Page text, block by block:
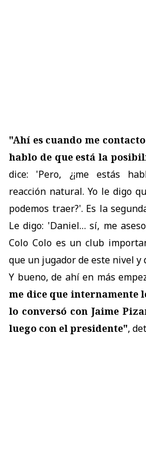
"Ahí es cuando me
hablo de que está la
dice: 'Pero, ¿¡me estás
reacción natural. Yo le digo
podemos traer?'. Es la
Le digo: 'Daniel… sí, me
Colo Colo es un club
que un jugador de este nivel y
Y bueno, de ahí en más
me dice que internamente
lo conversó con Jaime
luego con el presidente",